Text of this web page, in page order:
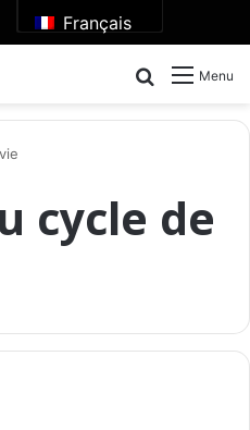
Français
Menu
Rechercher
cycle de